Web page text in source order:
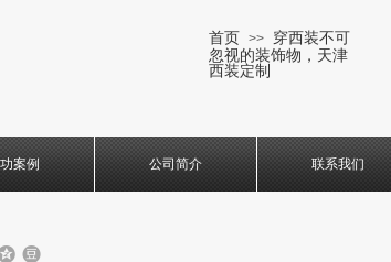
首页 >>
穿西装不可
忽视的装饰物，天津
西装定制
案例 公司简介 联系我们